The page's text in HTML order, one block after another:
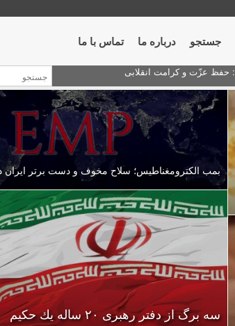
جستجو درباره ما تماس با ما
بمب الکترومغناطیس؛ سلاح مخوف و دست برتر ایران
سه برگ از دفتر رهبرى ۲۰ ساله يك حكيم